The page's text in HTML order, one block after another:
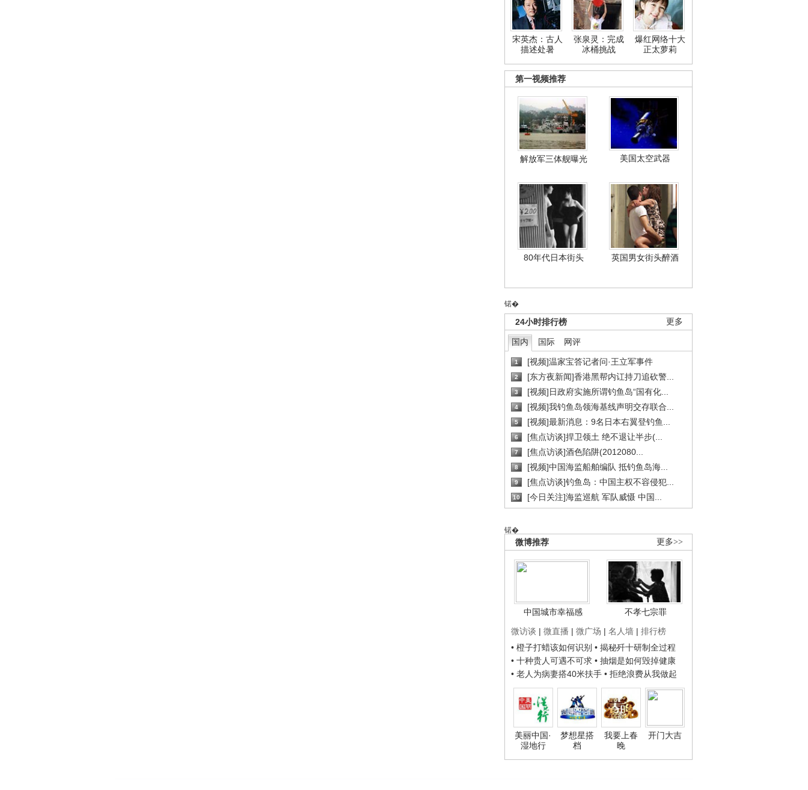
宋英杰：古人
描述处暑
张泉灵：完成
冰桶挑战
爆红网络十大
正太萝莉
第一视频推荐
解放军三体舰曝光 美国太空武器
80年代日本街头 英国男女街头醉酒
锘�
更多
24小时排行榜
国内 国际 网评
1 [视频]温家宝答记者问·王立军事件
2 [东方夜新闻]香港黑帮内讧持刀追砍警...
3 [视频]日政府实施所谓钓鱼岛“国有化...
4 [视频]我钓鱼岛领海基线声明交存联合...
5 [视频]最新消息：9名日本右翼登钓鱼...
6 [焦点访谈]捍卫领土 绝不退让半步(...
7 [焦点访谈]酒色陷阱(2012080...
8 [视频]中国海监船舶编队 抵钓鱼岛海...
9 [焦点访谈]钓鱼岛：中国主权不容侵犯...
10 [今日关注]海监巡航 军队威慑 中国...
锘�
更多>>
微博推荐
中国城市幸福感
不孝七宗罪
微访谈 | 微直播 | 微广场 | 名人墙 | 排行榜
• 橙子打蜡该如何识别 • 揭秘歼十研制全过程
• 十种贵人可遇不可求 • 抽烟是如何毁掉健康
• 老人为病妻搭40米扶手 • 拒绝浪费从我做起
美丽中国·
湿地行
梦想星搭
档
我要上春
晚
开门大吉